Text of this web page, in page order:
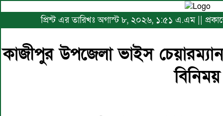
প্রিন্ট এর তারিখঃ অগাস্ট ৮, ২০২৬, ১:৫১ এ.এম ||
কাজীপুর উপজেলা ভাইস চেয়ারম্যান
বিনিময়